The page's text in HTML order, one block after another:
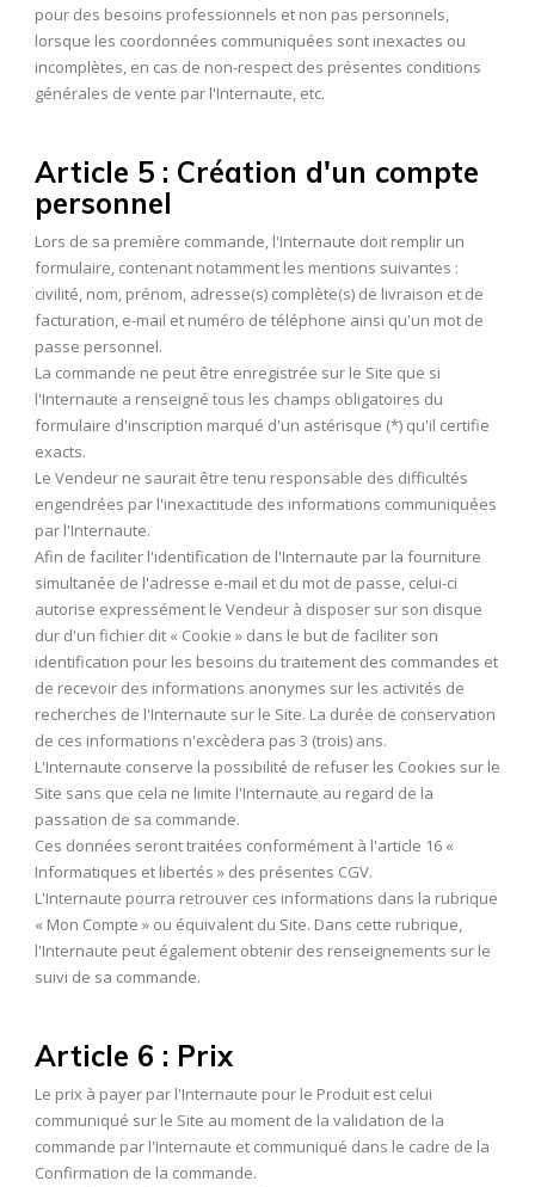
pour des besoins professionnels et non pas personnels,
lorsque les coordonnées communiquées sont inexactes ou
incomplètes, en cas de non-respect des présentes conditions
générales de vente par l'Internaute, etc.
Article 5 : Création d'un compte
personnel
Lors de sa première commande, l'Internaute doit remplir un
formulaire, contenant notamment les mentions suivantes :
civilité, nom, prénom, adresse(s) complète(s) de livraison et de
facturation, e-mail et numéro de téléphone ainsi qu'un mot de
passe personnel.
La commande ne peut être enregistrée sur le Site que si
l'Internaute a renseigné tous les champs obligatoires du
formulaire d'inscription marqué d'un astérisque (*) qu'il certifie
exacts.
Le Vendeur ne saurait être tenu responsable des difficultés
engendrées par l'inexactitude des informations communiquées
par l'Internaute.
Afin de faciliter l'identification de l'Internaute par la fourniture
simultanée de l'adresse e-mail et du mot de passe, celui-ci
autorise expressément le Vendeur à disposer sur son disque
dur d'un fichier dit « Cookie » dans le but de faciliter son
identification pour les besoins du traitement des commandes et
de recevoir des informations anonymes sur les activités de
recherches de l'Internaute sur le Site. La durée de conservation
de ces informations n'excèdera pas 3 (trois) ans.
L'Internaute conserve la possibilité de refuser les Cookies sur le
Site sans que cela ne limite l'Internaute au regard de la
passation de sa commande.
Ces données seront traitées conformément à l'article 16 «
Informatiques et libertés » des présentes CGV.
L'Internaute pourra retrouver ces informations dans la rubrique
« Mon Compte » ou équivalent du Site. Dans cette rubrique,
l'Internaute peut également obtenir des renseignements sur le
suivi de sa commande.
Article 6 : Prix
Le prix à payer par l'Internaute pour le Produit est celui
communiqué sur le Site au moment de la validation de la
commande par l'Internaute et communiqué dans le cadre de la
Confirmation de la commande.